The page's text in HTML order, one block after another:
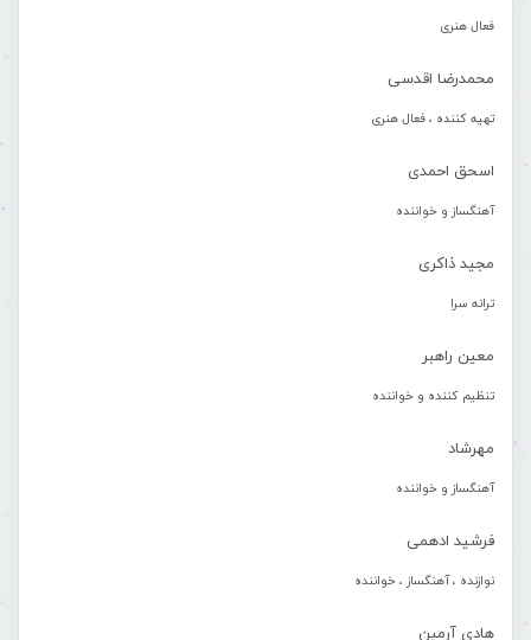
فعال هنری
محمدرضا اقدسی
تهیه کننده ، فعال هنری
اسحق احمدی
آهنگساز و خواننده
مجید ذاکری
ترانه سرا
معین راهبر
تنظیم کننده و خواننده
مهرشاد
آهنگساز و خواننده
فرشید ادهمی
نوازنده ، آهنگساز ، خواننده
هادی آرمین